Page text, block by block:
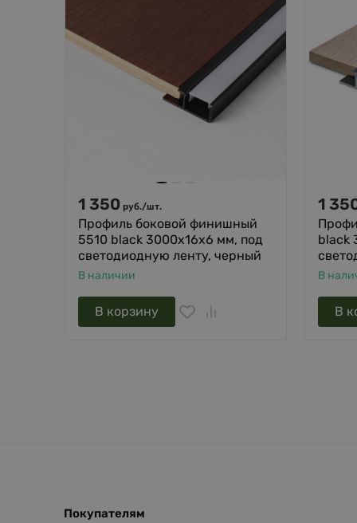
1 350 руб./шт.
Профиль боковой финишный
5510 black 3000х16х6 мм, под
светодиодную ленту, черный
В наличии
В корзину
1
black
В
В
Покупателям